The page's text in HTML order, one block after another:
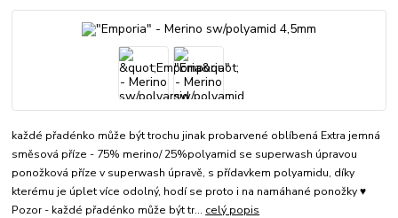
každé přadénko může být trochu jinak probarvené oblíbená Extra jemná
směsová příze - 75% merino/ 25%polyamid se superwash úpravou
ponožková příze v superwash úpravě, s přídavkem polyamidu, díky
kterému je úplet více odolný, hodí se proto i na namáhané ponožky ♥
Pozor - každé přadénko může být tr... celý popis